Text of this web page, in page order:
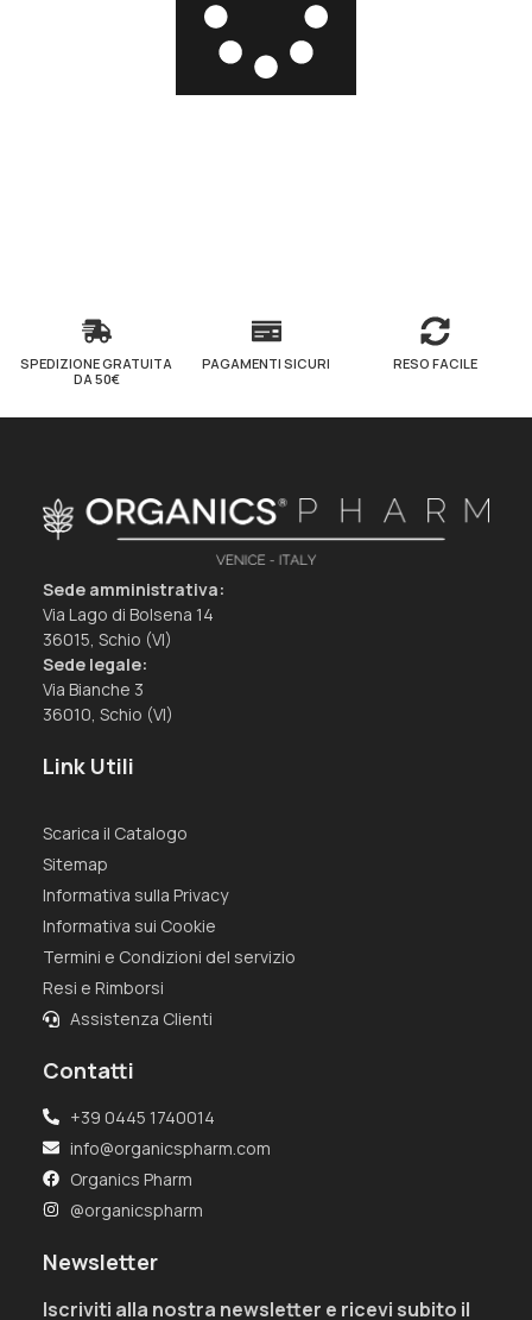
SPEDIZIONE GRATUITA
DA 50€
PAGAMENTI SICURI RESO FACILE
Sede amministrativa:
Via Lago di Bolsena 14
36015, Schio (VI)
Sede legale:
Via Bianche 3
36010, Schio (VI)
Link Utili
Scarica il Catalogo
Sitemap
Informativa sulla Privacy
Informativa sui Cookie
Termini e Condizioni del servizio
Resi e Rimborsi
Assistenza Clienti
Contatti
+39 0445 1740014
info@organicspharm.com
Organics Pharm
@organicspharm
Newsletter
Iscriviti alla nostra newsletter e ricevi subito il